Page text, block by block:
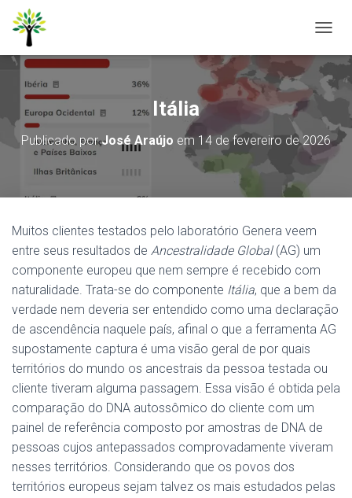
L
E
R
N
A
R
Itália
Publicado porJosé Araújo em 14 de fevereiro de 2026
Muitos clientes testados pelo laboratório Genera veem
entre seus resultados de Ancestralidade Global(AG) um
componente europeu que nem sempre é recebido com
naturalidade. Trata-se do componente Itália, que a bem da
verdade nem deveria ser entendido como uma declaração
de ascendência naquele país, afinal o que a ferramenta AG
supostamente captura é uma visão geral de por quais
territórios do mundo os ancestrais da pessoa testada ou
cliente tiveram alguma passagem. Essa visão é obtida pela
comparação do DNA autossômico do cliente com um
painel de referência composto por amostras de DNA de
pessoas cujos antepassados comprovadamente viveram
nesses territórios. Considerando que os povos dos
territórios europeus sejam talvez os mais estudados pelas